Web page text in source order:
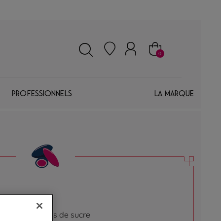
0
Professionnels La marque
enrobées de sucre